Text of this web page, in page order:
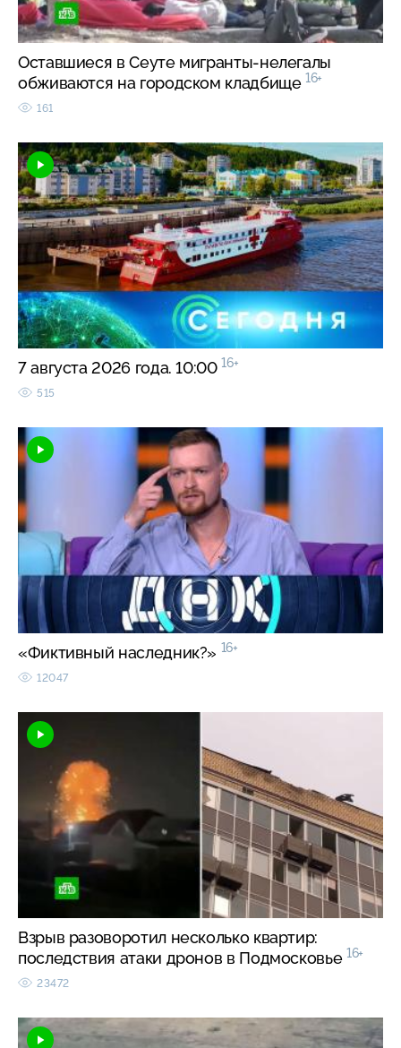
Оставшиеся в Сеуте мигранты-нелегалы
обживаются на городском кладбище 16+
161
7 августа 2026 года. 10:00 16+
515
«Фиктивный наследник?» 16+
12047
Взрыв разоворотил несколько квартир:
последствия атаки дронов в Подмосковье 16+
23472